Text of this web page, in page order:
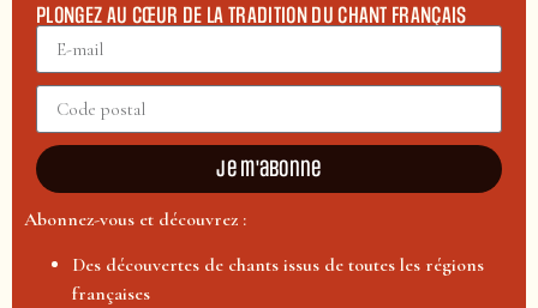
PLONGEZ AU CŒUR DE LA TRADITION DU CHANT FRANÇAIS
Je m'abonne
Abonnez-vous et découvrez :
Des découvertes de chants issus de toutes les régions
françaises